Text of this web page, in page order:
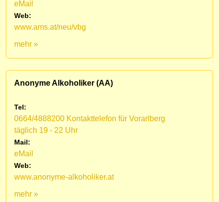
eMail
Web:
www.ams.at/neu/vbg
mehr »
Anonyme Alkoholiker (AA)
Tel:
0664/4888200 Kontakttelefon für Vorarlberg
täglich 19 - 22 Uhr
Mail:
eMail
Web:
www.anonyme-alkoholiker.at
mehr »